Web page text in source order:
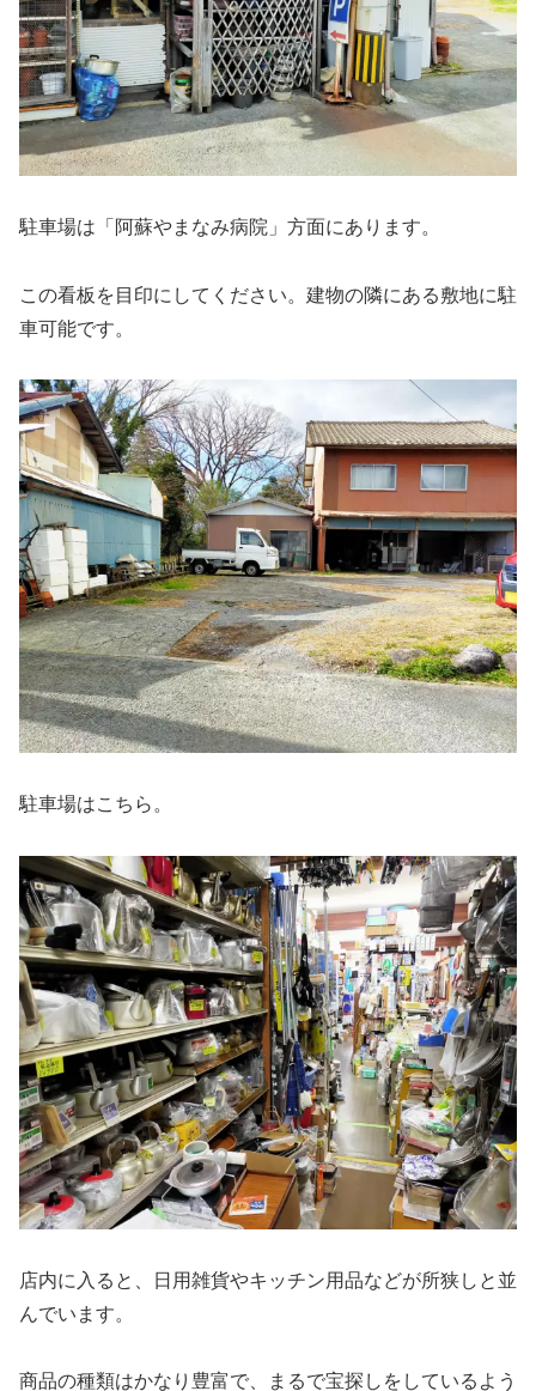
駐車場は「阿蘇やまなみ病院」方面にあります。
この看板を目印にしてください。建物の隣にある敷地に駐
車可能です。
駐車場はこちら。
店内に入ると、日用雑貨やキッチン用品などが所狭しと並
んでいます。
商品の種類はかなり豊富で、まるで宝探しをしているよう